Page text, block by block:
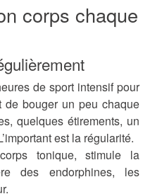
corps chaque
de sport intensif pour
de bouger un peu chaque
quelques étirements, un
est la régularité.
tonique, stimule la
des endorphines, les